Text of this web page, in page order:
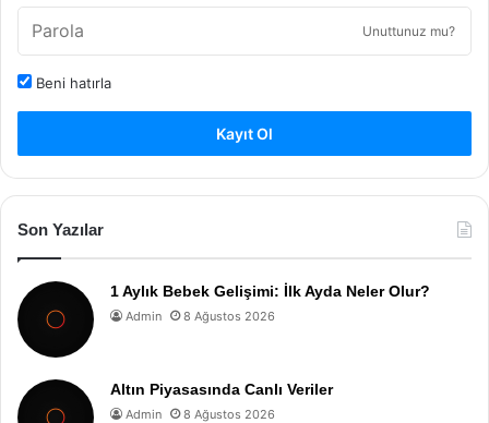
Unuttunuz mu?
Beni hatırla
Kayıt Ol
Son Yazılar
1 Aylık Bebek Gelişimi: İlk Ayda Neler Olur?
Admin 8 Ağustos 2026
Altın Piyasasında Canlı Veriler
Admin 8 Ağustos 2026